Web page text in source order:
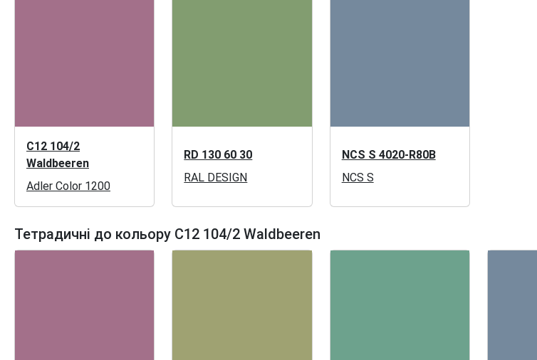
C12 104/2
Waldbeeren
Adler Color 1200
RD 130 60 30
RAL DESIGN
NCS S 4020-R80B
NCS S
Тетрадичні до кольору C12 104/2 Waldbeeren